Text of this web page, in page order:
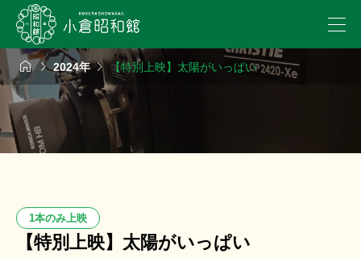
2024年【特別上映】太陽がいっぱい
1本のみ上映
【特別上映】太陽がいっぱい